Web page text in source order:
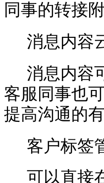
同事的转接附
消息内容
消息内容
客服同事也
提高沟通的有
客户标签
可以直接